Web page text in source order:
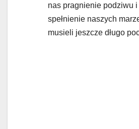
nas pragnienie podziwu
spełnienie naszych
musieli jeszcze długo